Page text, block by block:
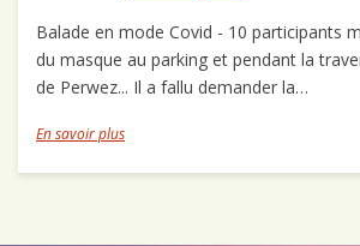
Balade en mode Covid - 10 participants
du masque au parking et pendant la
de Perwez... Il a fallu demander la…
En savoir plus